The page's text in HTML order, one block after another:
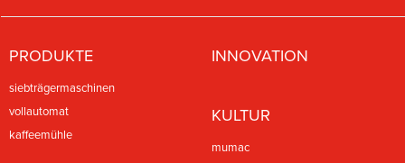
PRODUKTE
siebträgermaschinen
vollautomat
kaffeemühle
INNOVATION
KULTUR
mumac